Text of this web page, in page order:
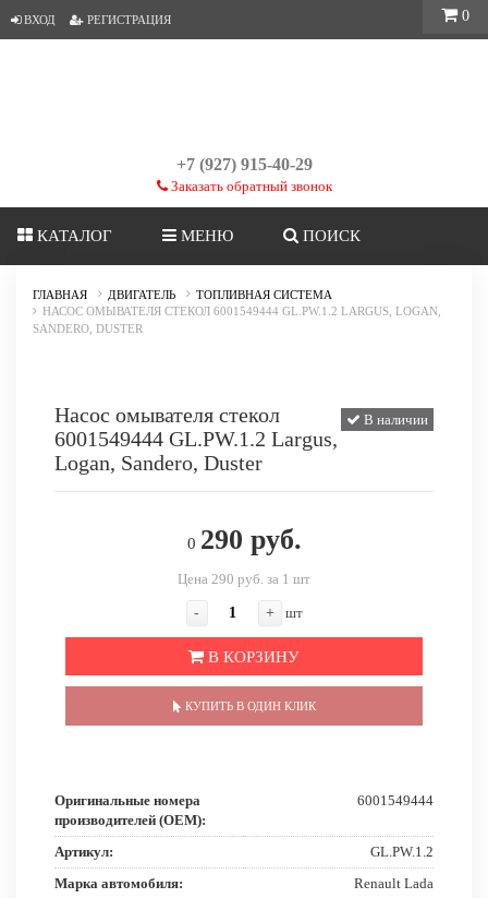
ВХОД РЕГИСТРАЦИЯ
+7 (927) 915-40-29
Заказать обратный звонок
КАТАЛОГ МЕНЮ ПОИСК
ГЛАВНАЯ ДВИГАТЕЛЬ
ТОПЛИВНАЯ СИСТЕМА
НАСОС ОМЫВАТЕЛЯ СТЕКОЛ 6001549444 GL.PW.1.2 LARGUS, LOGAN,
SANDERO, DUSTER
В наличии
Насос омывателя стекол
6001549444 GL.PW.1.2 Largus,
Logan, Sandero, Duster
0 290 руб.
Цена 290 руб. за 1 шт
- + шт
В КОРЗИНУ
КУПИТЬ В ОДИН КЛИК
Оригинальные номера
производителей (OEM):
6001549444
Артикул:
GL.PW.1.2
Марка автомобиля:
Renault Lada
0